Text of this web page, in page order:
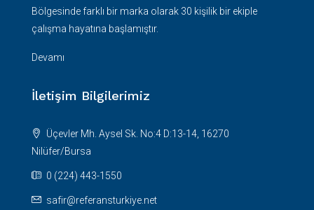
Bölgesinde farklı bir marka olarak 30 kişilik bir ekiple
çalışma hayatına başlamıştır.
Devamı
İletişim Bilgilerimiz
Üçevler Mh. Aysel Sk. No:4 D:13-14, 16270
Nilüfer/Bursa
0 (224) 443-1550
safir@referansturkiye.net